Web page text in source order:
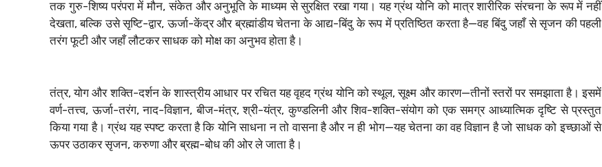
तक गुरु-शिष्य परंपरा में मौन, संकेत और अनुभूति के माध्यम से सुरक्षित रखा गया। यह ग्रंथ योनि को मात्र शारीरिक संरचना के रूप में नहीं
देखता, बल्कि उसे सृष्टि-द्वार, ऊर्जा-केंद्र और ब्रह्मांडीय चेतना के आद्य-बिंदु के रूप में प्रतिष्ठित करता है—वह बिंदु जहाँ से सृजन की पहली
तरंग फूटी और जहाँ लौटकर साधक को मोक्ष का अनुभव होता है।
तंत्र, योग और शक्ति-दर्शन के शास्त्रीय आधार पर रचित यह वृहद ग्रंथ योनि को स्थूल, सूक्ष्म और कारण—तीनों स्तरों पर समझाता है। इसमें
वर्ण-तत्त्व, ऊर्जा-तरंग, नाद-विज्ञान, बीज-मंत्र, श्री-यंत्र, कुण्डलिनी और शिव-शक्ति-संयोग को एक समग्र आध्यात्मिक दृष्टि से प्रस्तुत
किया गया है। ग्रंथ यह स्पष्ट करता है कि योनि साधना न तो वासना है और न ही भोग—यह चेतना का वह विज्ञान है जो साधक को इच्छाओं से
ऊपर उठाकर सृजन, करुणा और ब्रह्म-बोध की ओर ले जाता है।